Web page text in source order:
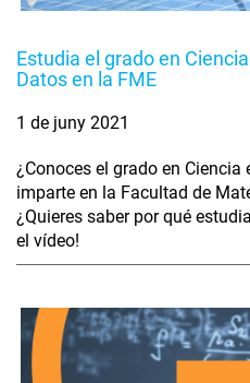
Estudia el grado en
Datos en la FME
1 de juny 2021
¿Conoces el grado en Ciencia
imparte en la Facultad de
¿Quieres saber por qué
el vídeo!